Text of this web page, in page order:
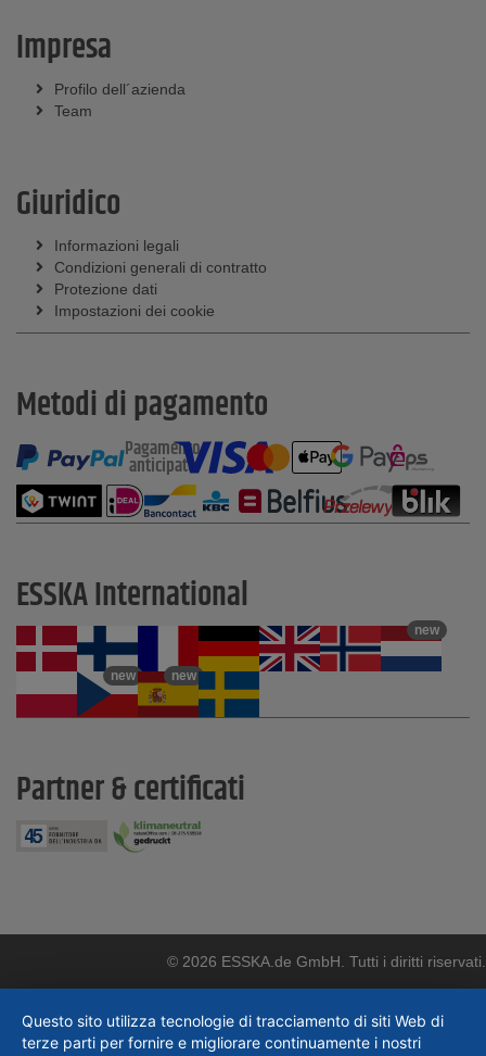
Impresa
Profilo dell´azienda
Team
Giuridico
Informazioni legali
Condizioni generali di contratto
Protezione dati
Impostazioni dei cookie
Metodi di pagamento
Pagamento
anticipato
ESSKA International
new
new new
Partner & certificati
© 2026 ESSKA.de GmbH. Tutti i diritti riservati.
Questo sito utilizza tecnologie di tracciamento di siti Web di
terze parti per fornire e migliorare continuamente i nostri